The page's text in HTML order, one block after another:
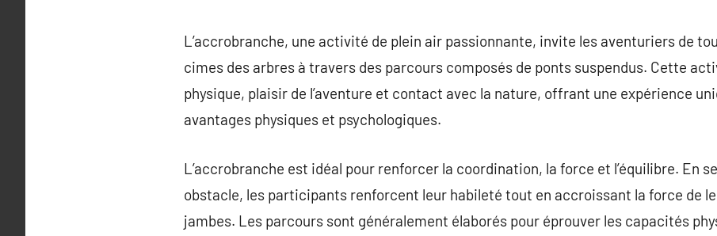
L’accrobranche, une activité de plein air passionnante, invite les aventuriers de
cimes des arbres à travers des parcours composés de ponts suspendus. Cette
physique, plaisir de l’aventure et contact avec la nature, offrant une expérience
avantages physiques et psychologiques.
L’accrobranche est idéal pour renforcer la coordination, la force et l’équilibre. En
obstacle, les participants renforcent leur habileté tout en accroissant la force de
jambes. Les parcours sont généralement élaborés pour éprouver les capacités